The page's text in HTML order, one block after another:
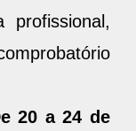
profissional,
20 a 24 de